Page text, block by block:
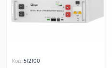
Код: 512100